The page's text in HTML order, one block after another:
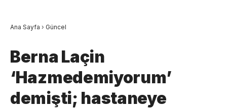
Ana Sayfa › Güncel
Berna Laçin
‘Hazmedemiyorum’
demişti; hastaneye